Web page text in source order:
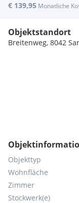
€ 139,95 Monatliche
Objektstandort
Breitenweg, 8042
Objekttyp
Wohnfläche
Zimmer
Stockwerk(e)